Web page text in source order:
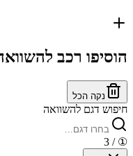
הוסיפו רכב
נקה הכל
חיפוש דגם להשוואה
①
/ 3